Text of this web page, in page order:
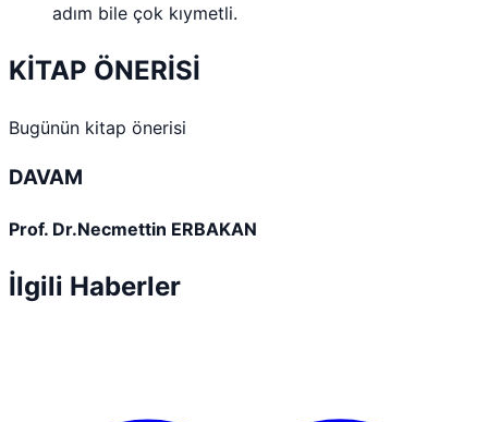
adım bile çok kıymetli.
KİTAP ÖNERİSİ
Bugünün kitap önerisi
DAVAM
Prof. Dr.Necmettin ERBAKAN
İlgili Haberler